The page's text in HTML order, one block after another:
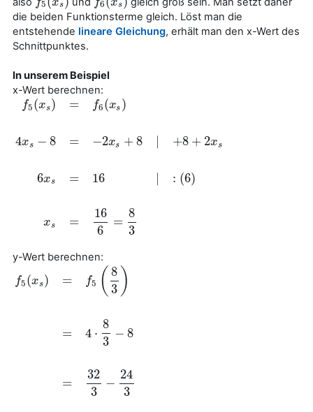
5 s
f5(xs) 6 s
f6(xs)
die beiden Funktionsterme gleich. Löst man die
entstehende lineare Gleichung, erhält man den x-Wert des
Schnittpunktes.
In unserem Beispiel
x-Wert berechnen:
f5(xs)
4xs − 8
6xs
xs
=
=
=
=
f6(xs )
−2xs +8
16
16
6
=
8
3
|
|
+8 + 2xs
: (6)
y-Wert berechnen:
f5(xs) =
=
=
f5 ( 8
3 )
4 ⋅
8
3
− 8
32
3
−
24
3